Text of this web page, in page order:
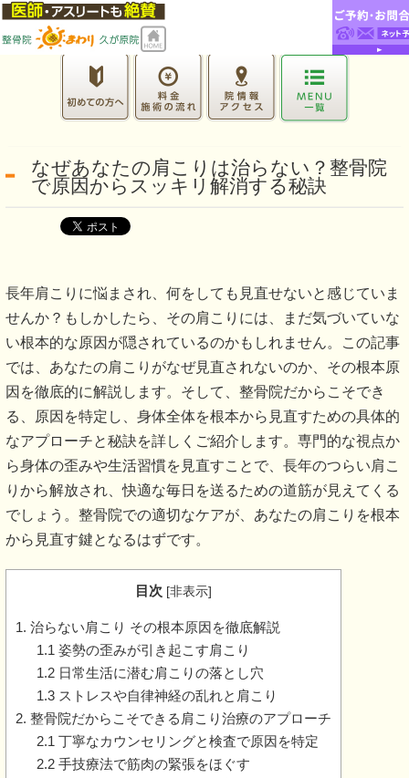
なぜあなたの肩こりは治らない？整骨院
で原因からスッキリ解消する秘訣
長年肩こりに悩まされ、何をしても見直せないと感じていま
せんか？もしかしたら、その肩こりには、まだ気づいていな
い根本的な原因が隠されているのかもしれません。この記事
では、あなたの肩こりがなぜ見直されないのか、その根本原
因を徹底的に解説します。そして、整骨院だからこそでき
る、原因を特定し、身体全体を根本から見直すための具体的
なアプローチと秘訣を詳しくご紹介します。専門的な視点か
ら身体の歪みや生活習慣を見直すことで、長年のつらい肩こ
りから解放され、快適な毎日を送るための道筋が見えてくる
でしょう。整骨院での適切なケアが、あなたの肩こりを根本
から見直す鍵となるはずです。
目次 [非表示]
1. 治らない肩こり その根本原因を徹底解説
1.1 姿勢の歪みが引き起こす肩こり
1.2 日常生活に潜む肩こりの落とし穴
1.3 ストレスや自律神経の乱れと肩こり
2. 整骨院だからこそできる肩こり治療のアプローチ
2.1 丁寧なカウンセリングと検査で原因を特定
2.2 手技療法で筋肉の緊張をほぐす